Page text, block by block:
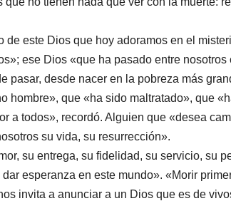
este Dios que hoy adoramos en el
ese Dios «que ha pasado entre nosotros
pasar, desde nacer en la pobreza más
hombre», que «ha sido maltratado», que
a todos», recordó. Alguien que «desea
su vida, su resurrección».
su entrega, su fidelidad, su servicio, su
esperanza en este mundo». «Morir
invita a anunciar a un Dios que es de